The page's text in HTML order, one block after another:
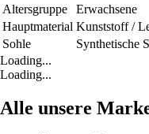
Altersgruppe
Erwachsene
Hauptmaterial Kunststoff /
Sohle
Synthetische
Loading...
Loading...
Alle unsere